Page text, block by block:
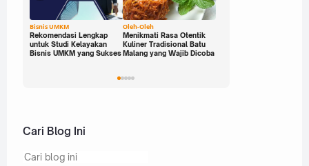
Bisnis UMKM
Rekomendasi Lengkap
untuk Studi Kelayakan
Bisnis UMKM yang Sukses
Oleh-Oleh
Menikmati Rasa Otentik
Kuliner Tradisional Batu
Malang yang Wajib Dicoba
Cari Blog Ini